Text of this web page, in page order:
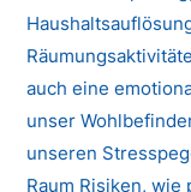
auch eine
unser
unseren
Raum Risiken,